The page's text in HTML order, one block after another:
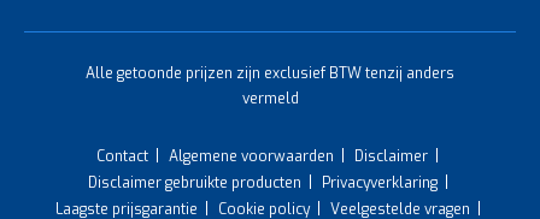
Capaciteit: geschikt voor ordners, dossiers en
Constructie: dubbelwandig staal met brandwerende
isolatie en poedercoating.
Alle getoonde prijzen zijn exclusief BTW tenzij anders
vermeld
Contact Algemene voorwaarden
Disclaimer
Disclaimer gebruikte producten
Privacyverklaring
Laagste prijsgarantie
Cookie policy Veelgestelde vragen